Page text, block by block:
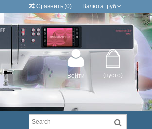
Валюта: руб
Сравнить (0)
(пусто)
Войти